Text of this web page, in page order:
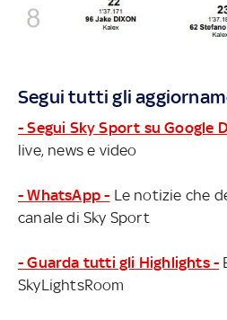
Segui tutti gli
- Segui Sky Sport su Google
live, news e video
- WhatsApp - Le notizie che
canale di Sky Sport
- Guarda tutti gli Highlights -
SkyLightsRoom